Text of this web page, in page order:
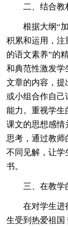
二、结合教
根据大纲“
积累和运用，注
的语文素养”的
和典范性激发
文章的内容，提
或小组合作自己
能力。重视学生
课文的思想感情
思考，通过教师
不同见解，让
书。
三、在教学
在对学生进
生受到热爱祖国